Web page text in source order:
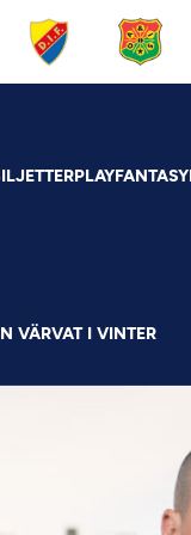
PLAYFANTASY
VÄRVAT I VINTER